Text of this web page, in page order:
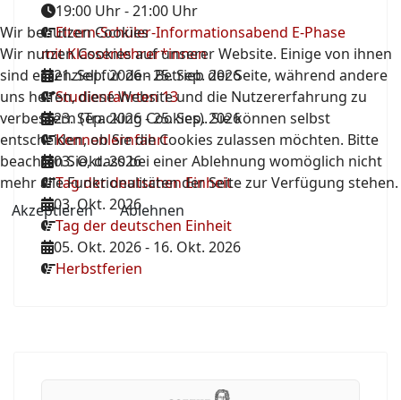
19:00 Uhr-21:00 Uhr
Eltern-Schüler-Informationsabend E-Phase
mit Klassenlehrer*innen
21. Sep. 2026-25. Sep. 2026
Studienfahrten 13
23. Sep. 2026-25. Sep. 2026
Kennenlernfahrt
03. Okt. 2026
Tag der deutschen Einheit
03. Okt. 2026
Tag der deutschen Einheit
05. Okt. 2026- 16. Okt. 2026
Herbstferien
Wir benutzen Cookies
Wir nutzen Cookies auf unserer Website. Einige von ihnen
sind essenziell für den Betrieb der Seite, während andere
uns helfen, diese Website und die Nutzererfahrung zu
verbessern (Tracking Cookies). Sie können selbst
entscheiden, ob Sie die Cookies zulassen möchten. Bitte
beachten Sie, dass bei einer Ablehnung womöglich nicht
mehr alle Funktionalitäten der Seite zur Verfügung stehen.
Akzeptieren
Ablehnen